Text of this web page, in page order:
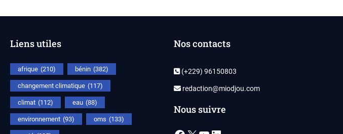
Liens utiles
afrique (210) bénin (382)
changement climatique (117)
climat (112) eau (88)
environnement (93) oms (133)
Nos contacts
(+229) 96150803
redaction@miodjou.com
Nous suivre